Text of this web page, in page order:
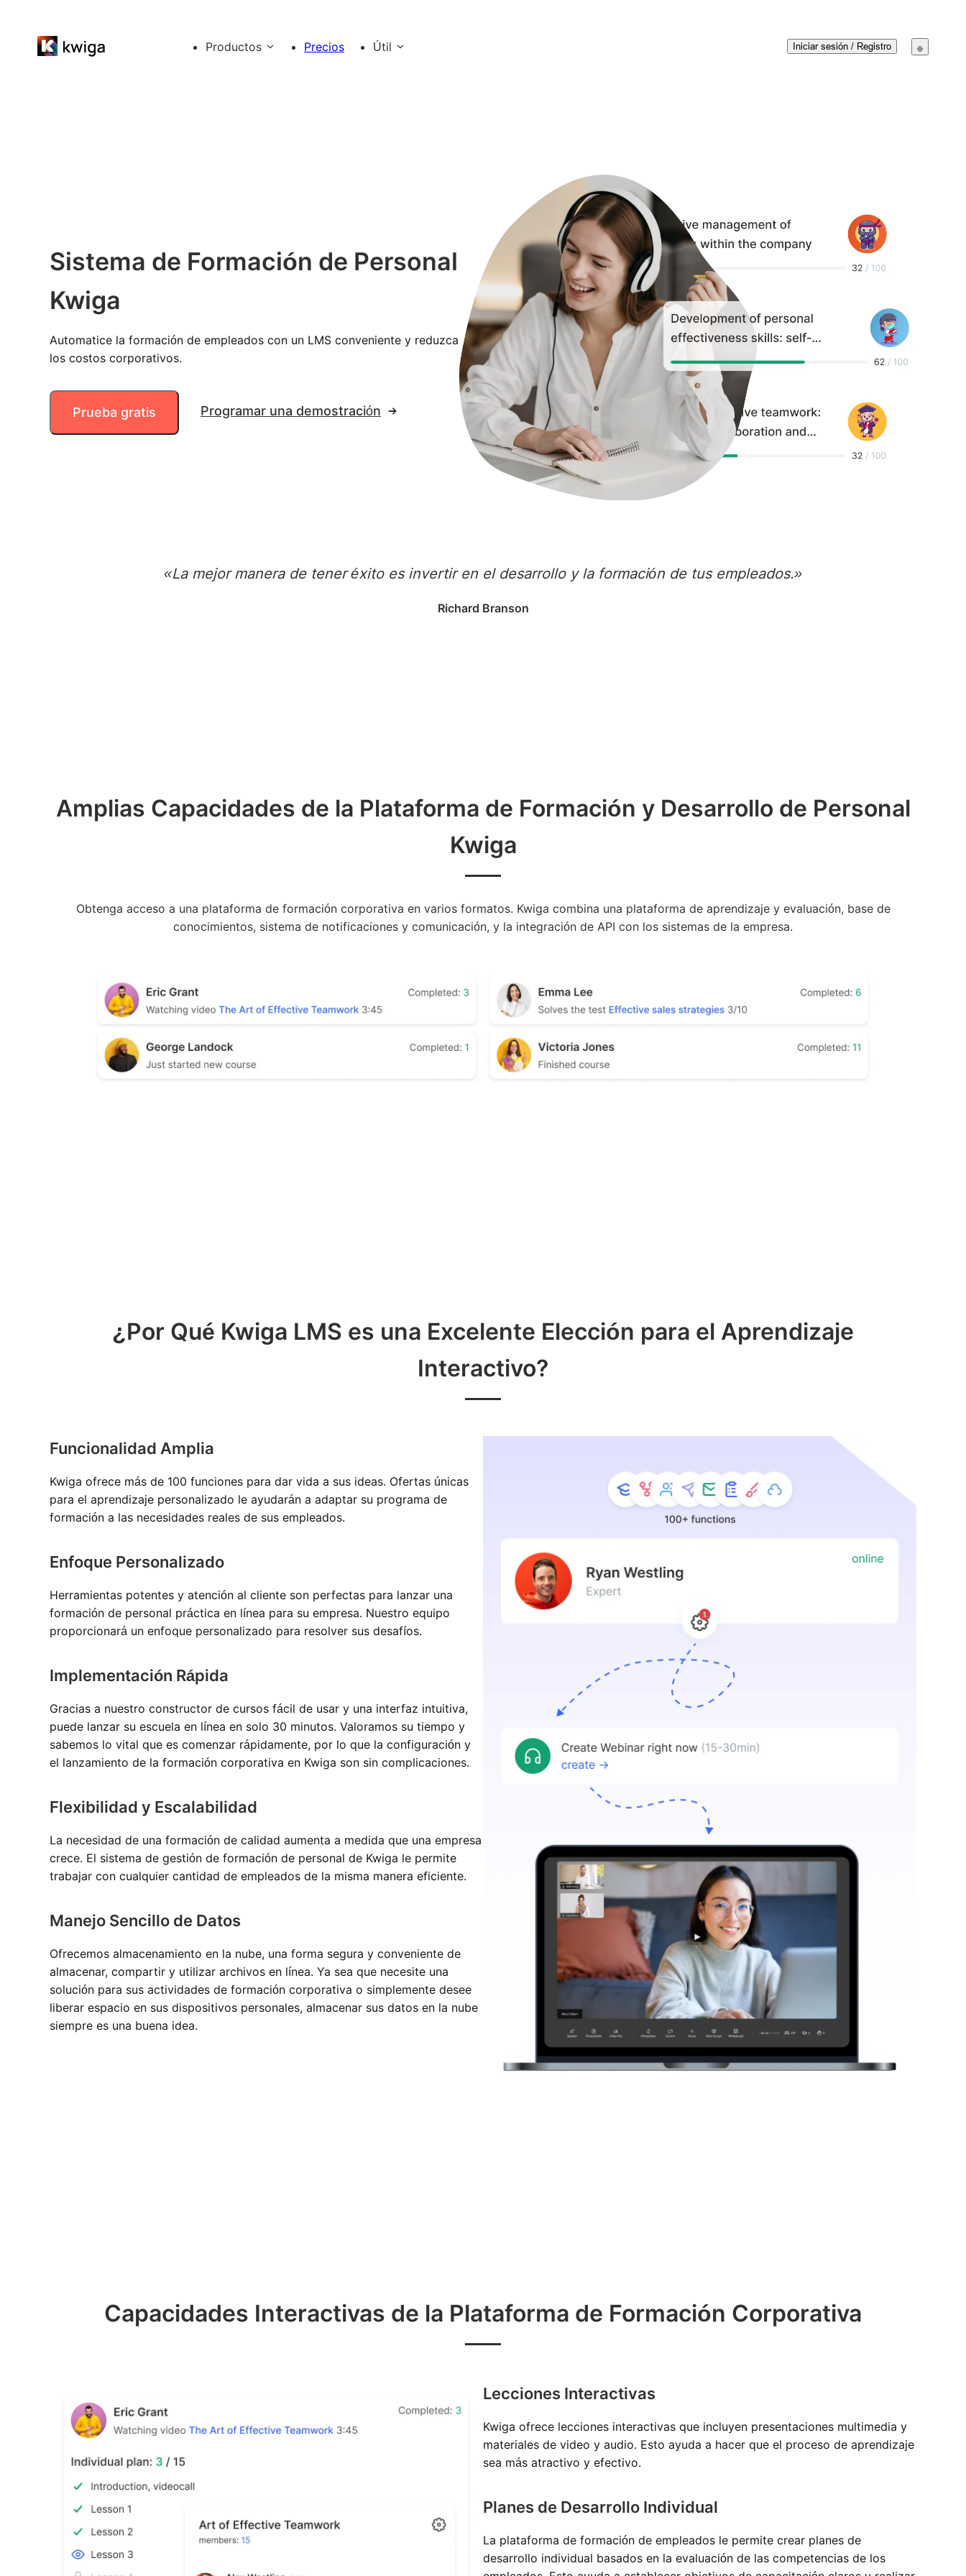
Productos Precios Útil Iniciar sesión / Registro
Sistema de Formación de Personal
Kwiga
Automatice la formación de empleados con un LMS conveniente y reduzca
los costos corporativos.
Prueba gratis Programar una demostración
«La mejor manera de tener éxito es invertir en el desarrollo y la formación de tus empleados.»
Richard Branson
Amplias Capacidades de la Plataforma de Formación y Desarrollo de Personal
Kwiga
Obtenga acceso a una plataforma de formación corporativa en varios formatos. Kwiga combina una plataforma de aprendizaje y evaluación, base de
conocimientos, sistema de notificaciones y comunicación, y la integración de API con los sistemas de la empresa.
¿Por Qué Kwiga LMS es una Excelente Elección para el Aprendizaje
Interactivo?
Funcionalidad Amplia
Kwiga ofrece más de 100 funciones para dar vida a sus ideas. Ofertas únicas
para el aprendizaje personalizado le ayudarán a adaptar su programa de
formación a las necesidades reales de sus empleados.
Enfoque Personalizado
Herramientas potentes y atención al cliente son perfectas para lanzar una
formación de personal práctica en línea para su empresa. Nuestro equipo
proporcionará un enfoque personalizado para resolver sus desafíos.
Implementación Rápida
Gracias a nuestro constructor de cursos fácil de usar y una interfaz intuitiva,
puede lanzar su escuela en línea en solo 30 minutos. Valoramos su tiempo y
sabemos lo vital que es comenzar rápidamente, por lo que la configuración y
el lanzamiento de la formación corporativa en Kwiga son sin complicaciones.
Flexibilidad y Escalabilidad
La necesidad de una formación de calidad aumenta a medida que una empresa
crece. El sistema de gestión de formación de personal de Kwiga le permite
trabajar con cualquier cantidad de empleados de la misma manera eficiente.
Manejo Sencillo de Datos
Ofrecemos almacenamiento en la nube, una forma segura y conveniente de
almacenar, compartir y utilizar archivos en línea. Ya sea que necesite una
solución para sus actividades de formación corporativa o simplemente desee
liberar espacio en sus dispositivos personales, almacenar sus datos en la nube
siempre es una buena idea.
Capacidades Interactivas de la Plataforma de Formación Corporativa
Lecciones Interactivas
Kwiga ofrece lecciones interactivas que incluyen presentaciones multimedia y
materiales de video y audio. Esto ayuda a hacer que el proceso de aprendizaje
sea más atractivo y efectivo.
Planes de Desarrollo Individual
La plataforma de formación de empleados le permite crear planes de
desarrollo individual basados en la evaluación de las competencias de los